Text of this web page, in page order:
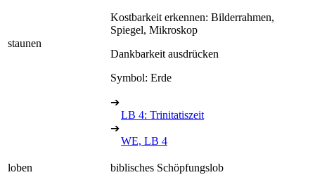
staunen
Kostbarkeit erkennen: Bilderrahmen,
Spiegel, Mikroskop
Dankbarkeit ausdrücken
Symbol: Erde
➔
LB 4: Trinitatiszeit
➔
WE, LB 4
loben biblisches Schöpfungslob